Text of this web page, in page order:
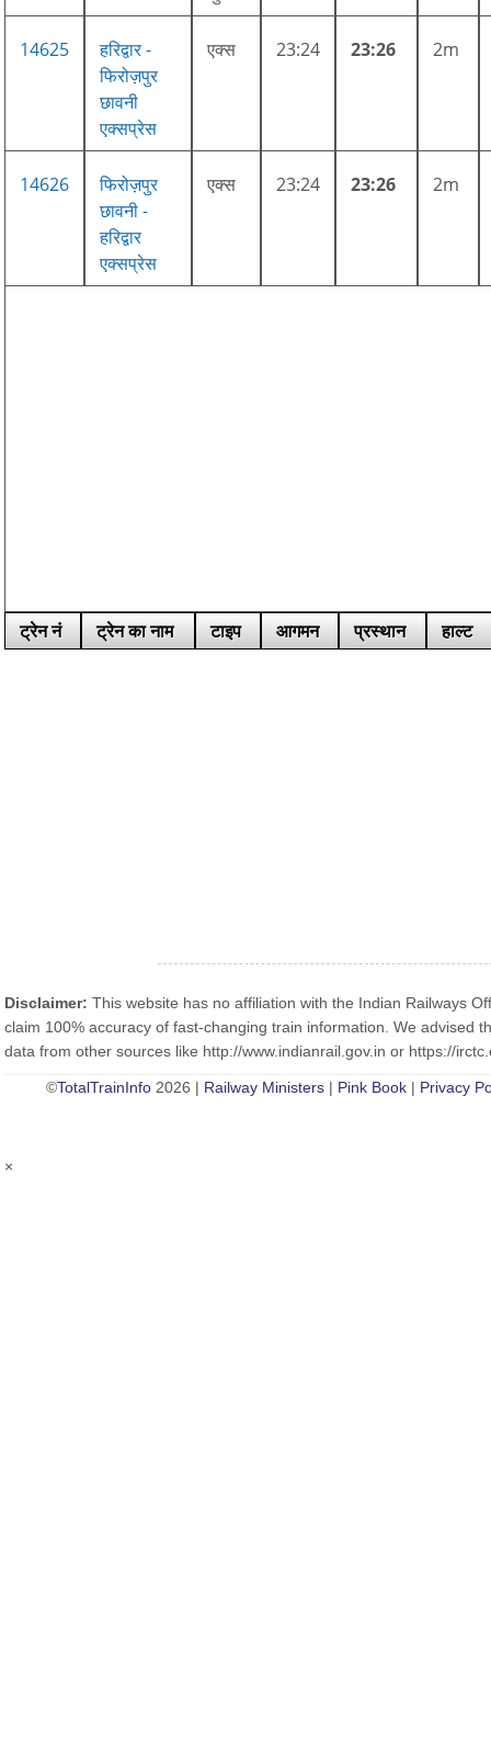
14625
हरिद्वार -
फिरोज़पुर
छावनी
एक्सप्रेस
एक्स 23:24 23:26 2m
14626
फिरोज़पुर
छावनी -
हरिद्वार
एक्सप्रेस
एक्स 23:24 23:26 2m
ट्रेन नं ट्रेन का नाम टाइप आगमन प्रस्थान हाल्ट
Disclaimer: This website has no affiliation with the Indian Railways
claim 100% accuracy of fast-changing train information. We advised
data from other sources like http://www.indianrail.gov.in or https://
©TotalTrainInfo 2026 | Railway Ministers | Pink Book | Privacy
×